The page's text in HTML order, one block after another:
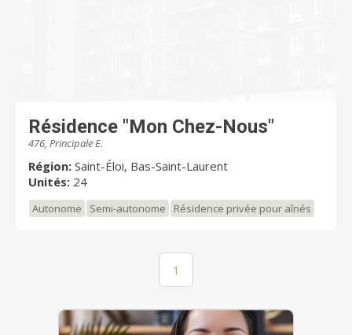
Résidence "Mon Chez-Nous"
476, Principale E.
Région: Saint-Éloi, Bas-Saint-Laurent
Unités: 24
Autonome Semi-autonome Résidence privée pour aînés
1